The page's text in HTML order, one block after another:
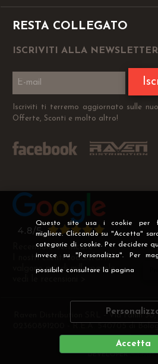
Questo sito usa i cookie per
migliore. Cliccando su "Accetta"
categorie di cookie. Per decidere
invece su "Personalizza". Per
possibile consultare la pagina
Accetta
RESTA COLLEGATO
ISCRIVITI ALLA NEWSLETTER
Iscriviti ti terremo aggiornato sulle
Offerte, Sconti e molto altro!
Recensioni Verificate
I nostri clienti soddisfatti
valgono più di mille parole
Raven Distribution SRL - Via Fanin
i.v
DEVELOPER